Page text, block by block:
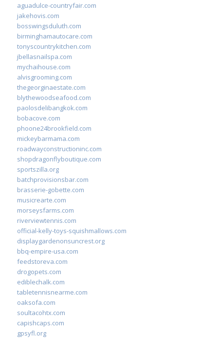
aguadulce-countryfair.com
jakehovis.com
bosswingsduluth.com
birminghamautocare.com
tonyscountrykitchen.com
jbellasnailspa.com
mychaihouse.com
alvisgrooming.com
thegeorginaestate.com
blythewoodseafood.com
paolosdelibangkok.com
bobacove.com
phoone24brookfield.com
mickeybarmama.com
roadwayconstructioninc.com
shopdragonflyboutique.com
sportszilla.org
batchprovisionsbar.com
brasserie-gobette.com
musicrearte.com
morseysfarms.com
riverviewtennis.com
official-kelly-toys-squishmallows.com
displaygardenonsuncrest.org
bbq-empire-usa.com
feedstoreva.com
drogopets.com
ediblechalk.com
tabletennisnearme.com
oaksofa.com
soultacohtx.com
capishcaps.com
gpsyfl.org